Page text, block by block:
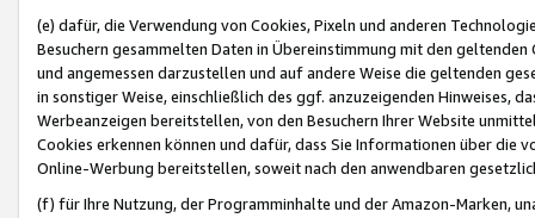
(e) dafür, die Verwendung von Cookies, Pixeln und anderen
Besuchern gesammelten Daten in Übereinstimmung mit den
und angemessen darzustellen und auf andere Weise die geltenden
in sonstiger Weise, einschließlich des ggf. anzuzeigenden Hinweises,
Werbeanzeigen bereitstellen, von den Besuchern Ihrer Website
Cookies erkennen können und dafür, dass Sie Informationen über die
Online-Werbung bereitstellen, soweit nach den anwendbaren
(f) für Ihre Nutzung, der Programminhalte und der Amazon-Marken,